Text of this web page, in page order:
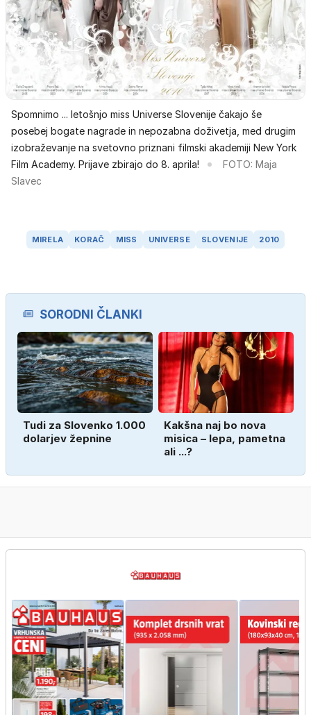
Spomnimo ... letošnjo miss Universe Slovenije čakajo še
posebej bogate nagrade in nepozabna doživetja, med drugim
izobraževanje na svetovno priznani filmski akademiji New York
Film Academy. Prijave zbirajo do 8. aprila!
FOTO: Maja
Slavec
MIRELA KORAČ MISS UNIVERSE SLOVENIJE 2010
SORODNI ČLANKI
Tudi za Slovenko 1.000
dolarjev žepnine
Kakšna naj bo nova
misica – lepa, pametna
ali ...?